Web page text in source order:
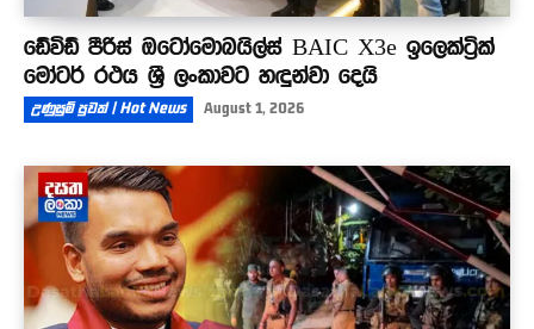
ඩේවිඩ් පීරිස් ඔටෝමොබයිල්ස් BAIC X3e ඉලෙක්ට්‍රික්
මෝටර් රථය ශ්‍රී ලංකාවට හඳුන්වා දෙයි
උණුසුම් පුවත් | Hot News August 1, 2026